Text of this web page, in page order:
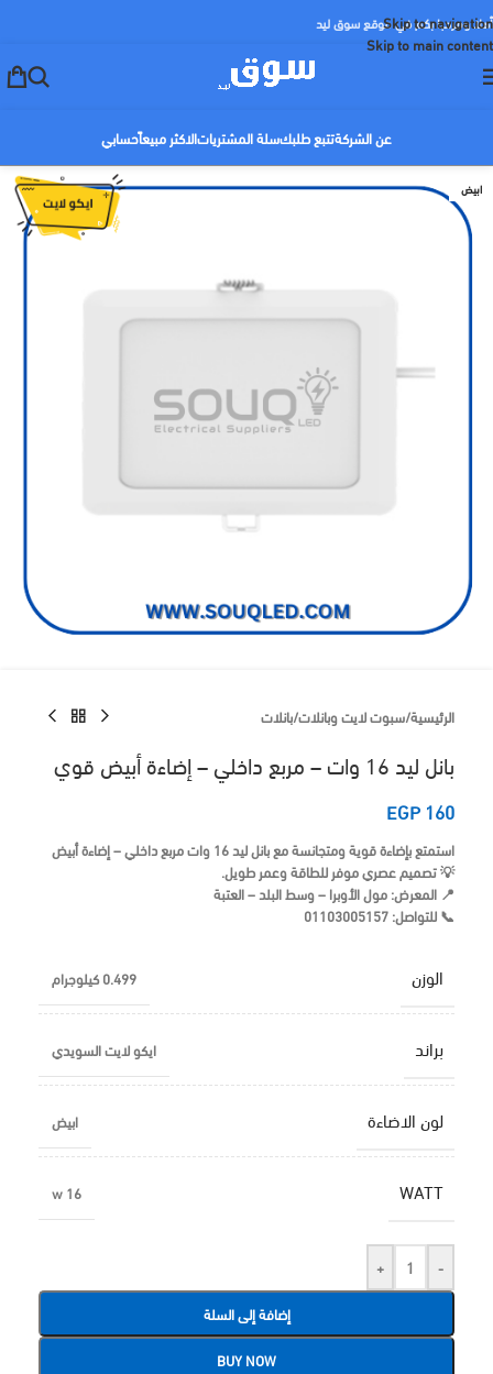
Skip to navigation
Skip to main content
أهلا ومرحبا بكم في موقع سوق ليد
عن الشركةتتبع طلبكسلة المشترياتالاكثر مبيعاًحسابي
ابيض
الرئيسية/سبوت لايت وبانلات/بانلات
بانل ليد 16 وات – مربع داخلي – إضاءة أبيض قوي
EGP160
استمتع بإضاءة قوية ومتجانسة معبانل ليد 16 وات مربع داخلي – إضاءة أبيض
💡 تصميم عصري موفر للطاقة وعمر طويل.
📍 المعرض: مول الأوبرا – وسط البلد – العتبة
📞 للتواصل: 01103005157
الوزن 0.499 كيلوجرام
براند ايكو لايت السويدي
لون الاضاءة ابيض
WATT
16 w
-
+
إضافة إلى السلة
BUY NOW